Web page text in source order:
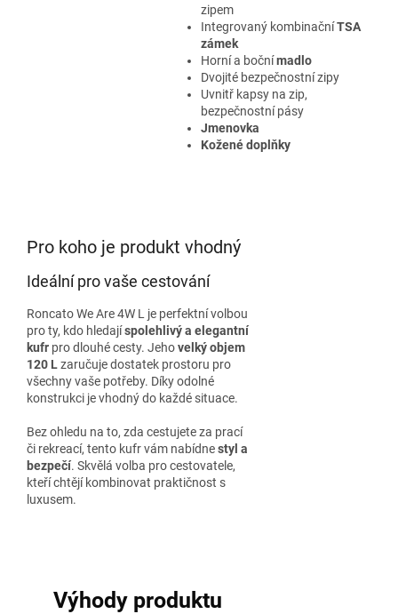
zipem
Integrovaný kombinačníTSA
zámek
Horní a bočnímadlo
Dvojité bezpečnostní zipy
Uvnitř kapsy na zip,
bezpečnostní pásy
Jmenovka
Kožené doplňky
Pro koho je produkt vhodný
Ideální pro vaše cestování
Roncato We Are 4W L je perfektní volbou
pro ty, kdo hledajíspolehlivý a elegantní
kufr pro dlouhé cesty. Jehovelký objem
120 Lzaručuje dostatek prostoru pro
všechny vaše potřeby. Díky odolné
konstrukci je vhodný do každé situace.
Bez ohledu na to, zda cestujete za prací
či rekreací, tento kufr vám nabídnestyl a
bezpečí. Skvělá volba pro cestovatele,
kteří chtějí kombinovat praktičnost s
luxusem.
Výhody produktu